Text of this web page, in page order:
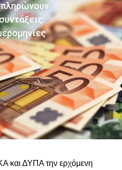
ΔΥΠΑ την ερχόμενη